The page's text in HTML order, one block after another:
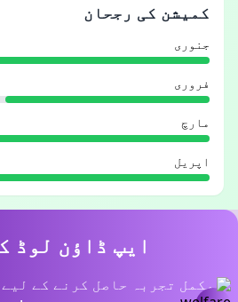
کمیشن کی رجحان
جنوری
فروری
مارچ
اپریل
ایپ ڈاؤن لوڈ
مکمل تجربہ حاصل کرنے کے